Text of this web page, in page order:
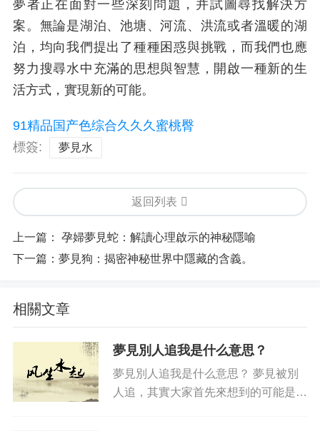
夢者正在面對一些深刻問題，并試圖尋找解決方
案。無論是湖泊、池塘、河流、洪流或者溫暖的湖
泊，均向我們提出了種種困惑與挑戰，而我們也應
努力搜尋水中充滿的思想與智慧，開啟一種新的生
活方式，實現新的可能。
91精品国产色综合久久久蜜桃臀
標簽:
夢見水
返回列表
上一篇：
孕婦夢見蛇：解讀心理啟示的神秘隱喻
下一篇： 夢見狗：揭密神秘世界中隱藏的含義。
相關文章
夢見別人追我是什么意思？
夢見別人追我是什么意思？ 夢見被別
人追，其實大家首先來想到的可能是失